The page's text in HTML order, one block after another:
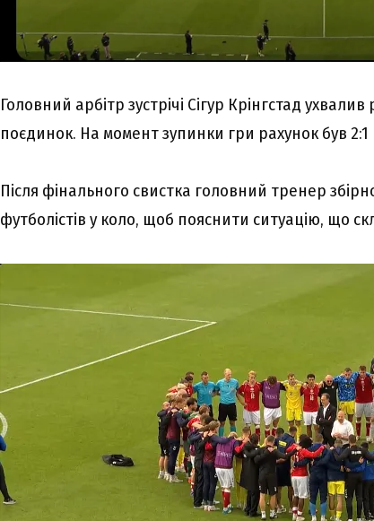
Головний арбітр зустрічі Сігур Крінгстад
поєдинок. На момент зупинки гри рахунок був 2:1
Після фінального свистка головний тренер
футболістів у коло, щоб пояснити ситуацію, що